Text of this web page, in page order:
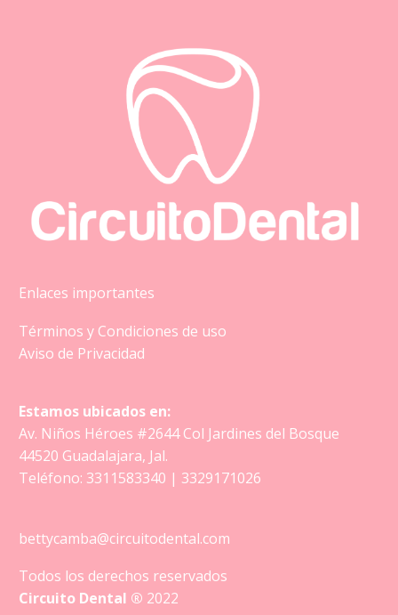
Enlaces importantes
Términos y Condiciones de uso
Aviso de Privacidad
Estamos ubicados en:
Av. Niños Héroes #2644 Col Jardines del Bosque
44520 Guadalajara, Jal.
Teléfono: 3311583340 | 3329171026
bettycamba@circuitodental.com
Todos los derechos reservados
Circuito Dental ® 2022